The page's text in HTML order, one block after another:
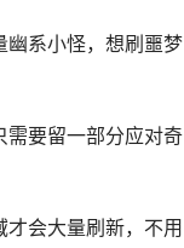
幽系小怪，想刷噩梦
需要留一部分应对奇
会大量刷新，不用